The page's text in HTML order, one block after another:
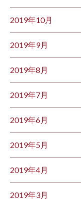
2019年10月
2019年9月
2019年8月
2019年7月
2019年6月
2019年5月
2019年4月
2019年3月